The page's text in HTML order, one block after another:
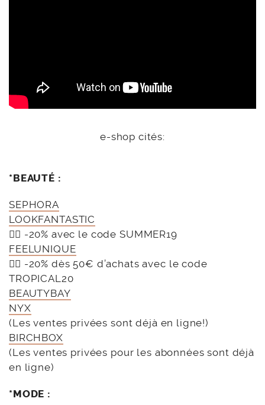
e-shop cités:
*BEAUTÉ :
SEPHORA
LOOKFANTASTIC
👉🏻 -20% avec le code SUMMER19
FEELUNIQUE
👉🏻 -20% dès 50€ d’achats avec le code
TROPICAL20
BEAUTYBAY
NYX
(Les ventes privées sont déjà en ligne!)
BIRCHBOX
(Les ventes privées pour les abonnées sont déjà
en ligne)
*MODE :